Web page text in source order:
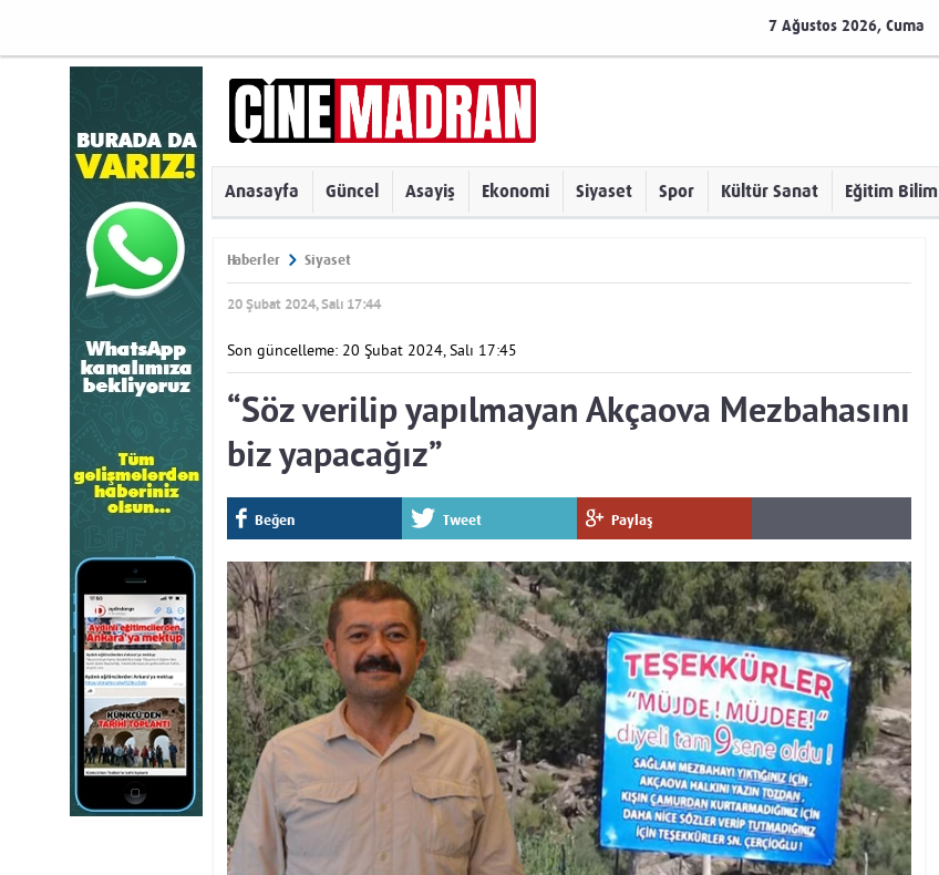
7 Ağustos 2026, Cuma
Anasayfa Güncel Asayiş Ekonomi Siyaset Spor Kültür Sanat Eğitim Bilim
Haberler Siyaset
20 Şubat 2024, Salı 17:44
Son güncelleme: 20 Şubat 2024, Salı 17:45
“Söz verilip yapılmayan Akçaova Mezbahasını
biz yapacağız”
Beğen Tweet Paylaş